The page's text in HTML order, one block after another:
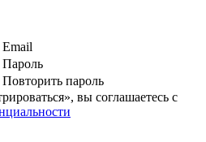
Email
Пароль
Повторить пароль
вы соглашаетесь с